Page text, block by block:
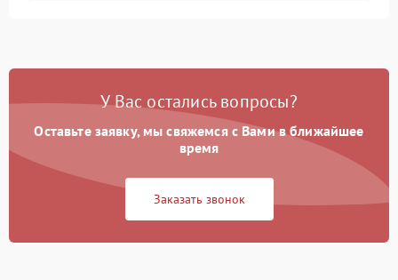
Проблемы с набором
Не работает сушилка 2100 ₽ Подробнее →
Сбои в работе таймера 1700 ₽
У Вас остались вопросы?
Оставьте заявку, мы свяжемся с Вами в ближайшее
время
Заказать звонок